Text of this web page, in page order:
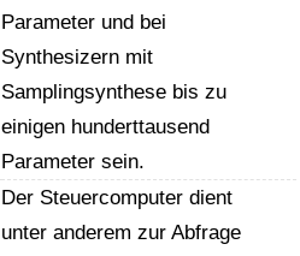
Parameter und bei
Synthesizern mit
Samplingsynthese bis zu
einigen hunderttausend
Parameter sein.
Der Steuercomputer dient
unter anderem zur Abfrage